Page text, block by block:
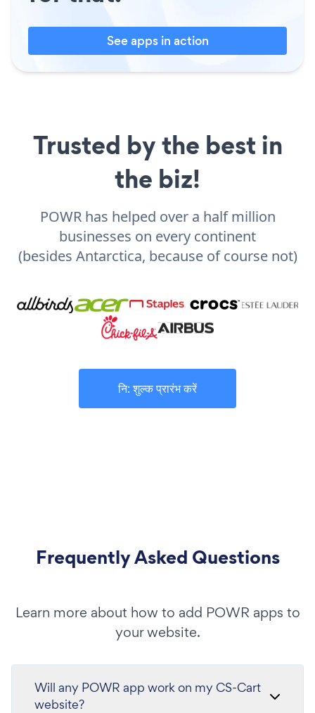
See apps in action
Trusted by the best in
the biz!
POWR has helped over a half million
businesses on every continent
(besides Antarctica, because of course not)
नि: शुल्क प्रारंभ करें
Frequently Asked Questions
Learn more about how to add POWR apps to
your website.
Will any POWR app work on my CS-Cart
website?